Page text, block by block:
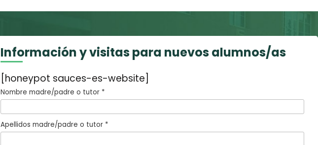
Información y visitas para nuevos alumnos/as
[honeypot sauces-es-website]
Nombre madre/padre o tutor *
Apellidos madre/padre o tutor *